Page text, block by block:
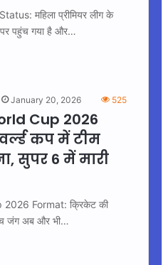
महिला प्रीमियर लीग के
पहुंच गया है और…
January 20, 2026 525
Cup 2026
कप में टीम
सुपर 6 में मारी
Format: क्रिकेट की
जंग अब और भी…